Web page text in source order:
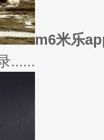
打扮的重要